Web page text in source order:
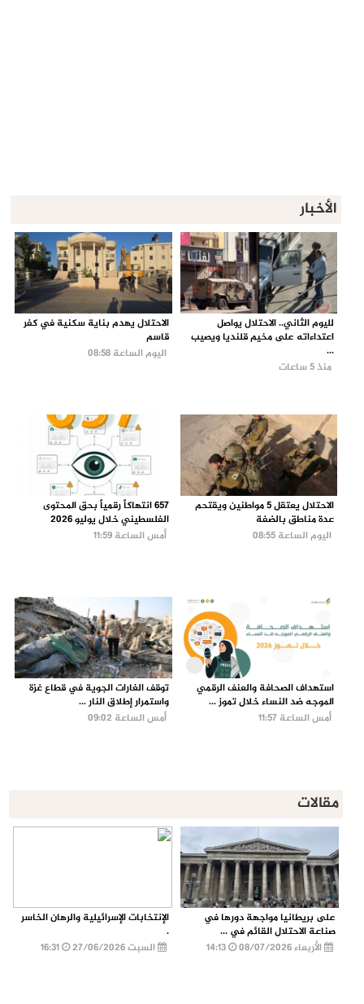
الأخبار
لليوم الثاني.. الاحتلال يواصل
اعتداءاته على مخيم قلنديا ويصيب
...
منذ 5 ساعات
الاحتلال يهدم بناية سكنية في كفر
قاسم
اليوم الساعة 08:58
الاحتلال يعتقل 5 مواطنين ويقتحم
عدة مناطق بالضفة
اليوم الساعة 08:55
657 انتهاكاً رقمياً بحق المحتوى
الفلسطيني خلال يوليو 2026
أمس الساعة 11:59
استهداف الصحافة والعنف الرقمي
الموجه ضد النساء خلال تموز ...
أمس الساعة 11:57
توقف الغارات الجوية في قطاع غزة
واستمرار إطلاق النار ...
أمس الساعة 09:02
مقالات
على بريطانيا مواجهة دورها في
صناعة الاحتلال القائم في ...
الأربعاء 08/07/2026
الإنتخابات الإسرائيلية والرهان الخاسر
.
السبت 27/06/2026
16:31